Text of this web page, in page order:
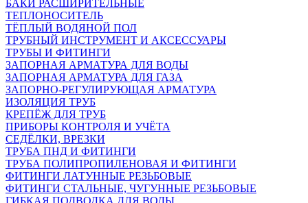
БАКИ РАСШИРИТЕЛЬНЫЕ
ТЕПЛОНОСИТЕЛЬ
ТЁПЛЫЙ ВОДЯНОЙ ПОЛ
ТРУБНЫЙ ИНСТРУМЕНТ И АКСЕССУАРЫ
ТРУБЫ И ФИТИНГИ
ЗАПОРНАЯ АРМАТУРА ДЛЯ ВОДЫ
ЗАПОРНАЯ АРМАТУРА ДЛЯ ГАЗА
ЗАПОРНО-РЕГУЛИРУЮЩАЯ АРМАТУРА
ИЗОЛЯЦИЯ ТРУБ
КРЕПЁЖ ДЛЯ ТРУБ
ПРИБОРЫ КОНТРОЛЯ И УЧЁТА
СЕДЁЛКИ, ВРЕЗКИ
ТРУБА ПНД И ФИТИНГИ
ТРУБА ПОЛИПРОПИЛЕНОВАЯ И ФИТИНГИ
ФИТИНГИ ЛАТУННЫЕ РЕЗЬБОВЫЕ
ФИТИНГИ СТАЛЬНЫЕ, ЧУГУННЫЕ РЕЗЬБОВЫЕ
ГИБКАЯ ПОДВОДКА ДЛЯ ВОДЫ